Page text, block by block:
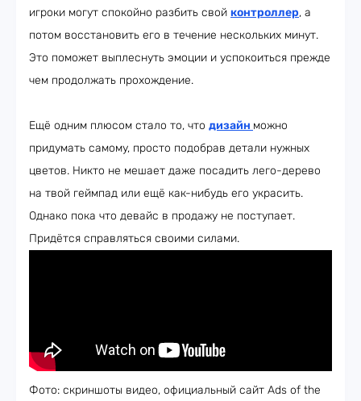
игроки могут спокойно разбить свой контроллер, а
потом восстановить его в течение нескольких минут.
Это поможет выплеснуть эмоции и успокоиться прежде
чем продолжать прохождение.
Ещё одним плюсом стало то, что дизайн можно
придумать самому, просто подобрав детали нужных
цветов. Никто не мешает даже посадить лего-дерево
на твой геймпад или ещё как-нибудь его украсить.
Однако пока что девайс в продажу не поступает.
Придётся справляться своими силами.
Фото: скриншоты видео, официальный сайт Ads of the